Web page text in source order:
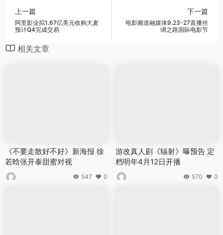
上一篇
阿里影业拟1.67亿美元收购大麦
预计Q4完成交易
下一篇
电影频道融媒体9.23-27直播丝
绸之路国际电影节
相关文章
《不要走散好不好》新海报 徐
若晗张开泰甜蜜对视
547 0
游改真人剧《辐射》曝预告 定
档明年4月12日开播
570 0